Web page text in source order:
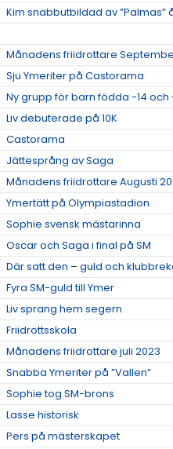
Kim snabbutbildad av ”Palmas”
Månadens friidrottare
Sju Ymeriter på Castorama
Ny grupp för barn födda -14 och
Liv debuterade på 10K
Castorama
Jättesprång av Saga
Månadens friidrottare Augusti
Ymertätt på Olympiastadion
Sophie svensk mästarinna
Oscar och Saga i final på SM
Där satt den – guld och
Fyra SM-guld till Ymer
Liv sprang hem segern
Friidrottsskola
Månadens friidrottare juli 2023
Snabba Ymeriter på ”Vallen”
Sophie tog SM-brons
Lasse historisk
Pers på mästerskapet